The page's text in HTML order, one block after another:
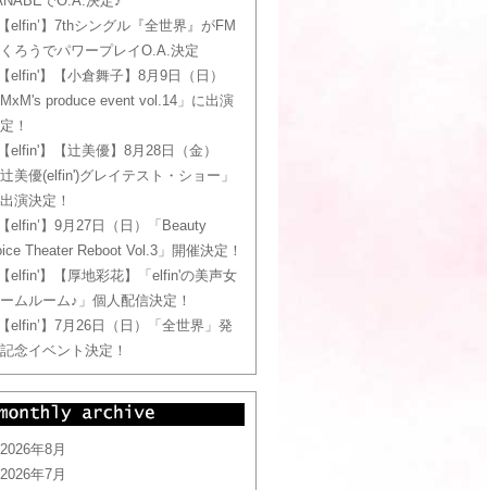
elfin’】7thシングル『全世界』がFM
ろうでパワープレイO.A.決定
elfin'】【小倉舞子】8月9日（日）
produce event vol.14」に出演
！
elfin'】【辻美優】8月28日（金）
美優(elfin')グレイテスト・ショー」
演決定！
elfin’】9月27日（日）「Beauty
Theater Reboot Vol.3」開催決定！
elfin'】【厚地彩花】「elfin'の美声女
ムルーム♪」個人配信決定！
elfin’】7月26日（日）「全世界」発
念イベント決定！
2026年8月
2026年7月